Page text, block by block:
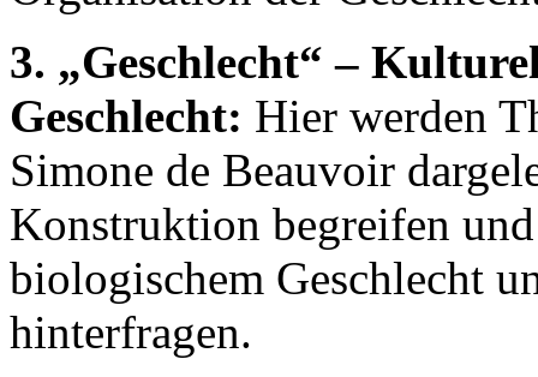
3. „Geschlecht“ –
Geschlecht: Hier werden
Simone de Beauvoir
Konstruktion begreifen
biologischem Geschlecht
hinterfragen.